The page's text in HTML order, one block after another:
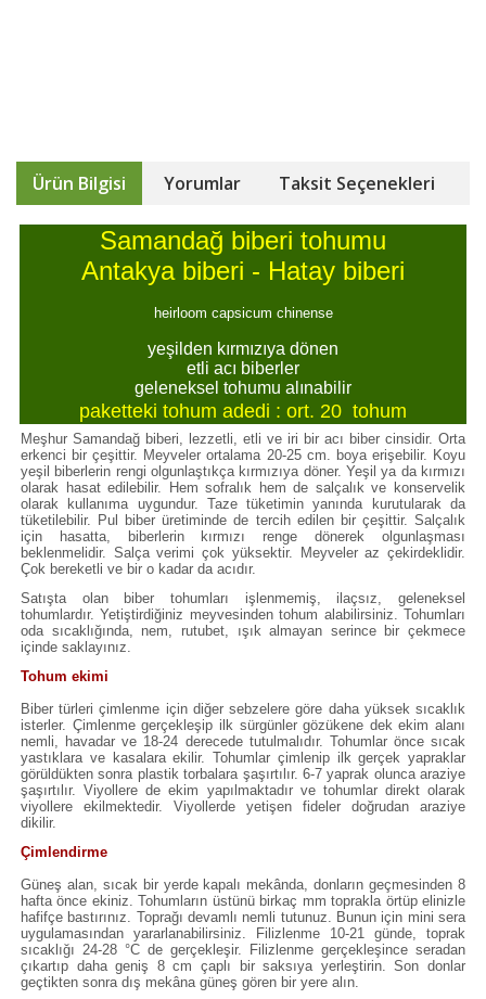
Ürün Bilgisi Yorumlar Taksit Seçenekleri
Samandağ biberi tohumu
Antakya biberi - Hatay biberi
heirloom capsicum chinense
yeşilden kırmızıya dönen
etli acı biberler
geleneksel tohumu alınabilir
paketteki tohum adedi : ort. 20 tohum
Meşhur Samandağ biberi, lezzetli, etli ve iri bir acı biber cinsidir. Orta
erkenci bir çeşittir. Meyveler ortalama 20-25 cm. boya erişebilir. Koyu
yeşil biberlerin rengi olgunlaştıkça kırmızıya döner. Yeşil ya da kırmızı
olarak hasat edilebilir. Hem sofralık hem de salçalık ve konservelik
olarak kullanıma uygundur. Taze tüketimin yanında kurutularak da
tüketilebilir. Pul biber üretiminde de tercih edilen bir çeşittir. Salçalık
için hasatta, biberlerin kırmızı renge dönerek olgunlaşması
beklenmelidir. Salça verimi çok yüksektir. Meyveler az çekirdeklidir.
Çok bereketli ve bir o kadar da acıdır.
Satışta olan biber tohumları işlenmemiş, ilaçsız, geleneksel
tohumlardır. Yetiştirdiğiniz meyvesinden tohum alabilirsiniz. Tohumları
oda sıcaklığında, nem, rutubet, ışık almayan serince bir çekmece
içinde saklayınız.
Tohum ekimi
Biber türleri çimlenme için diğer sebzelere göre daha yüksek sıcaklık
isterler. Çimlenme gerçekleşip ilk sürgünler gözükene dek ekim alanı
nemli, havadar ve 18-24 derecede tutulmalıdır. Tohumlar önce sıcak
yastıklara ve kasalara ekilir. Tohumlar çimlenip ilk gerçek yapraklar
görüldükten sonra plastik torbalara şaşırtılır. 6-7 yaprak olunca araziye
şaşırtılır. Viyollere de ekim yapılmaktadır ve tohumlar direkt olarak
viyollere ekilmektedir. Viyollerde yetişen fideler doğrudan araziye
dikilir.
Çimlendirme
Güneş alan, sıcak bir yerde kapalı mekânda, donların geçmesinden 8
hafta önce ekiniz. Tohumların üstünü birkaç mm toprakla örtüp elinizle
hafifçe bastırınız. Toprağı devamlı nemli tutunuz. Bunun için mini sera
uygulamasından yararlanabilirsiniz. Filizlenme 10-21 günde, toprak
sıcaklığı 24-28 °C de gerçekleşir. Filizlenme gerçekleşince seradan
çıkartıp daha geniş 8 cm çaplı bir saksıya yerleştirin. Son donlar
geçtikten sonra dış mekâna güneş gören bir yere alın.